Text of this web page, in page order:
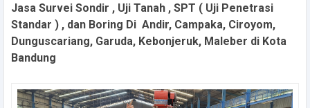
Jasa Survei Sondir , Uji Tanah , SPT ( Uji Penetrasi
Standar ) , dan Boring Di Andir, Campaka, Ciroyom,
Dunguscariang, Garuda, Kebonjeruk, Maleber di Kota
Bandung